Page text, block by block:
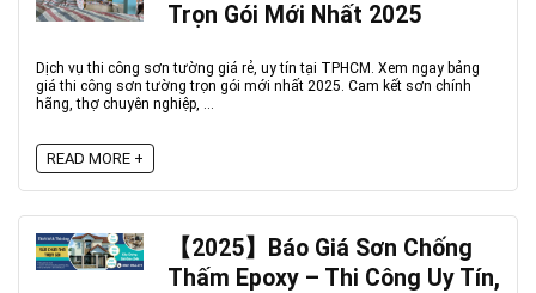
Trọn Gói Mới Nhất 2025
Dịch vụ thi công sơn tường giá rẻ, uy tín tại TPHCM. Xem ngay bảng
giá thi công sơn tường trọn gói mới nhất 2025. Cam kết sơn chính
hãng, thợ chuyên nghiệp, ...
READ MORE +
【2025】Báo Giá Sơn Chống
Thấm Epoxy – Thi Công Uy Tín,